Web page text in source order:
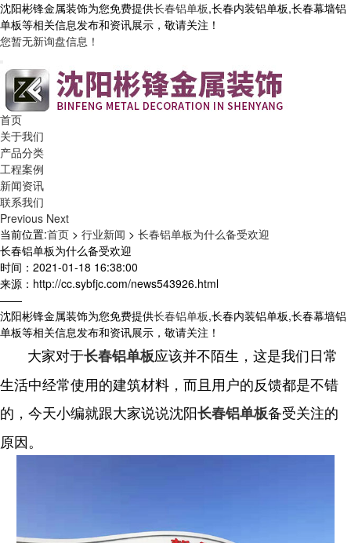
沈阳彬锋金属装饰为您免费提供长春铝单板,长春内装铝单板,长春幕墙铝
单板等相关信息发布和资讯展示，敬请关注！
您暂无新询盘信息！
首页
关于我们
产品分类
工程案例
新闻资讯
联系我们
Previous Next
当前位置:首页 > 行业新闻 > 长春铝单板为什么备受欢迎
长春铝单板为什么备受欢迎
时间：2021-01-18 16:38:00
来源：http://cc.sybfjc.com/news543926.html
——
沈阳彬锋金属装饰为您免费提供长春铝单板,长春内装铝单板,长春幕墙铝
单板等相关信息发布和资讯展示，敬请关注！
大家对于长春铝单板应该并不陌生，这是我们日常
生活中经常使用的建筑材料，而且用户的反馈都是不错
的，今天小编就跟大家说说沈阳长春铝单板备受关注的
原因。